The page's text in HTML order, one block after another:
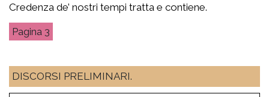
Credenza de’ nostri tempi tratta e contiene.
3
DISCORSI PRELIMINARI.